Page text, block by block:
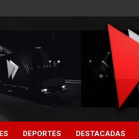
DEPORTES DESTACADAS